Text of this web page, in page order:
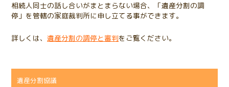
相続人同士の話し合いがまとまらない場合、「遺産分割の調
停」を管轄の家庭裁判所に申し立てる事ができます。
詳しくは、遺産分割の調停と審判をご覧ください。
遺産分割協議